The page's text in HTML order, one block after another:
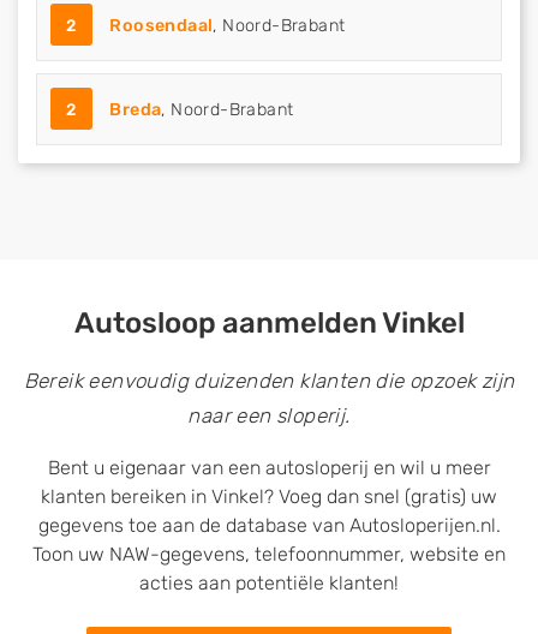
2 Roosendaal, Noord-Brabant
2 Breda, Noord-Brabant
Autosloop aanmelden Vinkel
Bereik eenvoudig duizenden klanten die opzoek zijn
naar een sloperij.
Bent u eigenaar van een autosloperij en wil u meer
klanten bereiken in Vinkel? Voeg dan snel (gratis) uw
gegevens toe aan de database van Autosloperijen.nl.
Toon uw NAW-gegevens, telefoonnummer, website en
acties aan potentiële klanten!